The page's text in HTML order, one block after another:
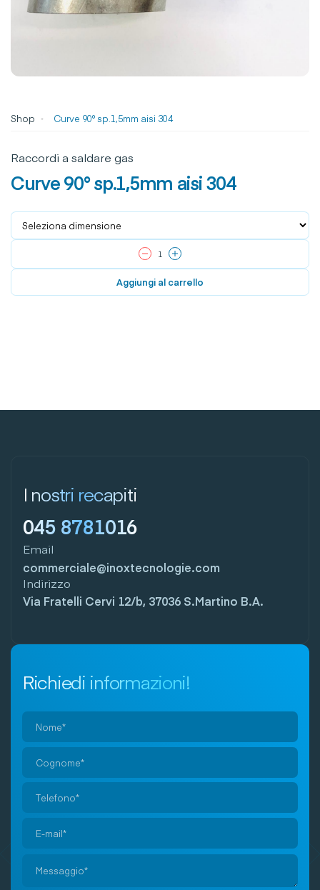
Shop Curve 90° sp.1,5mm aisi 304
Raccordi a saldare gas
Curve 90° sp.1,5mm aisi 304
Aggiungi al carrello
I nostri recapiti
045 8781016
Email
commerciale@inoxtecnologie.com
Indirizzo
Via Fratelli Cervi 12/b, 37036 S.Martino B.A.
Richiedi informazioni!
prega